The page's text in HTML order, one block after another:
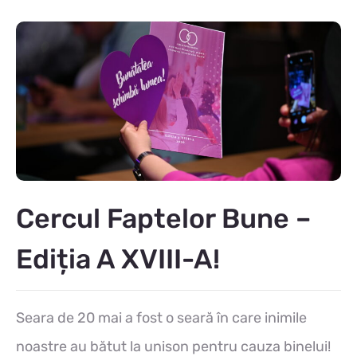
Cercul Faptelor Bune –
Ediția A XVIII-A!
Seara de 20 mai a fost o seară în care inimile
noastre au bătut la unison pentru cauza binelui!